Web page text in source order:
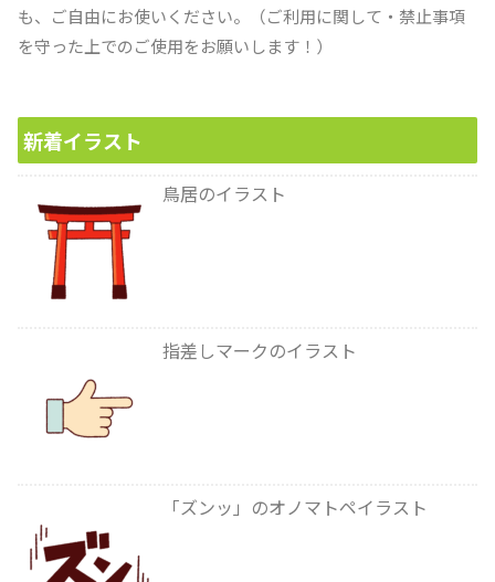
も、ご自由にお使いください。（ご利用に関して・禁止事項
を守った上でのご使用をお願いします！）
新着イラスト
鳥居のイラスト
指差しマークのイラスト
「ズンッ」のオノマトペイラスト